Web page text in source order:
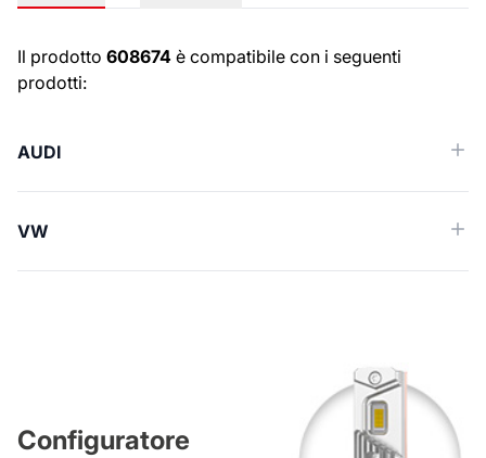
Numeri OE
Il prodotto 608674 è compatibile con i seguenti
prodotti:
AUDI
VW
Configuratore